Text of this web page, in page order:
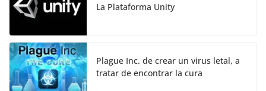
La Plataforma Unity
Plague Inc. de crear un virus letal, a
tratar de encontrar la cura